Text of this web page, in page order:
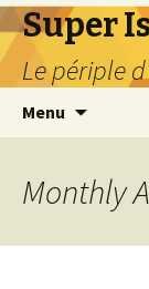
Super
Le périple
Menu
Monthly